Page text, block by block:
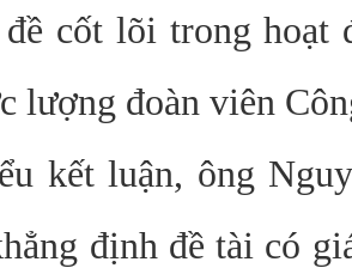
cốt lõi trong hoạt
lượng đoàn viên
kết luận, ông
định đề tài có